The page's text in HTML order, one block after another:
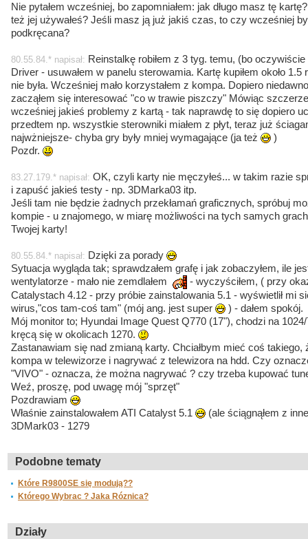
Nie pytałem wcześniej, bo zapomniałem: jak długo masz tę
też jej używałeś? Jeśli masz ją już jakiś czas, to czy wcześniej
podkręcana?
80.55.84.* napisał: Reinstalkę robiłem z 3 tyg. temu, (bo
Driver - usuwałem w panelu sterowamia. Kartę kupiłem około
nie była. Wcześniej mało korzystałem z kompa. Dopiero
zacząłem się interesować "co w trawie piszczy" Mówiąc
wcześniej jakieś problemy z kartą - tak naprawdę to się dopiero
przedtem np. wszystkie sterowniki miałem z płyt, teraz już
najwżniejsze- chyba gry były mniej wymagające (ja też
)
Pozdr.
83.27.179.* napisał: OK, czyli karty nie męczyłeś... w takim razie
i zapuść jakieś testy - np. 3DMarka03 itp.
Jeśli tam nie będzie żadnych przekłamań graficznych, spróbuj
kompie - u znajomego, w miarę możliwości na tych samych
Twojej karty!
80.55.84.* napisał: Dzięki za porady
Sytuacja wygląda tak; sprawdzałem grafę i jak zobaczyłem, ile
wentylatorze - mało nie zemdlałem
- wyczyściłem, ( przy
Catalystach 4.12 - przy próbie zainstalowania 5.1 - wyświetlił mi
wirus,"cos tam-coś tam" (mój ang. jest super
) - dałem spokój.
Mój monitor to; Hyundai Image Quest Q770 (17"), chodzi na
kręcą się w okolicach 1270.
Zastanawiam się nad zmianą karty. Chciałbym mieć coś takiego,
kompa w telewizorze i nagrywać z telewizora na hdd. Czy
"VIVO" - oznacza, że można nagrywać ? czy trzeba kupować
Weź, proszę, pod uwagę mój "sprzęt"
Pozdrawiam
Właśnie zainstalowałem ATI Catalyst 5.1
(ale ściągnąłem z
3DMark03 - 1279
Podobne tematy
Które R9800SE się modują??
Którego Wybrac ? Jaka Róznica?
Działy